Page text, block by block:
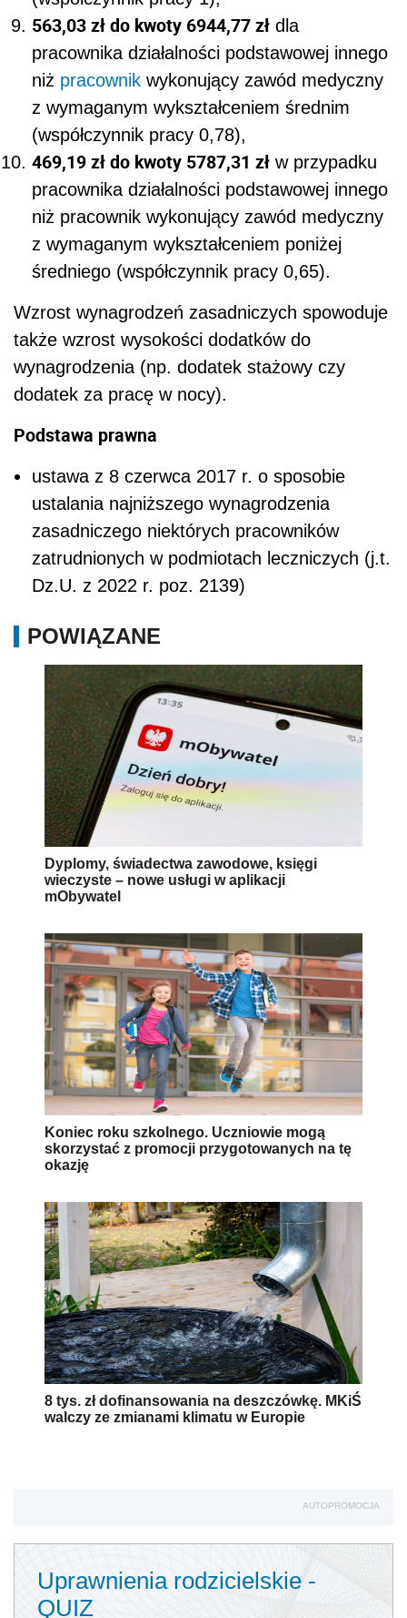
563,03 zł do kwoty 6944,77 zł dla
pracownika działalności podstawowej innego
niż pracownik wykonujący zawód medyczny
z wymaganym wykształceniem średnim
(współczynnik pracy 0,78),
469,19 zł do kwoty 5787,31 zł w przypadku
pracownika działalności podstawowej innego
niż pracownik wykonujący zawód medyczny
z wymaganym wykształceniem poniżej
średniego (współczynnik pracy 0,65).
Wzrost wynagrodzeń zasadniczych spowoduje
także wzrost wysokości dodatków do
wynagrodzenia (np. dodatek stażowy czy
dodatek za pracę w nocy).
Podstawa prawna
ustawa z 8 czerwca 2017 r. o sposobie
ustalania najniższego wynagrodzenia
zasadniczego niektórych pracowników
zatrudnionych w podmiotach leczniczych (j.t.
Dz.U. z 2022 r. poz. 2139)
POWIĄZANE
Dyplomy, świadectwa zawodowe, księgi
wieczyste – nowe usługi w aplikacji
mObywatel
Koniec roku szkolnego. Uczniowie mogą
skorzystać z promocji przygotowanych na tę
okazję
8 tys. zł dofinansowania na deszczówkę. MKiŚ
walczy ze zmianami klimatu w Europie
AUTOPROMOCJA
Uprawnienia rodzicielskie -
QUIZ